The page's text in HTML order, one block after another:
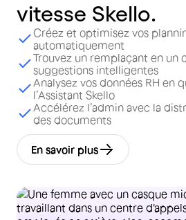
vitesse Skello.
Créez et optimisez vos
automatiquement
Trouvez un remplaçant en un
suggestions intelligentes
Analysez vos données RH en
l’Assistant Skello
Accélérez l’admin avec la
des documents
En savoir plus